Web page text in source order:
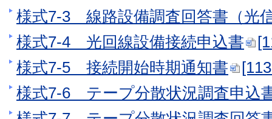
様式7-3 線路設備調査回答書（光
様式7-4 光回線設備接続申込書
様式7-5 接続開始時期通知書
様式7-6 テープ分散状況調査申込